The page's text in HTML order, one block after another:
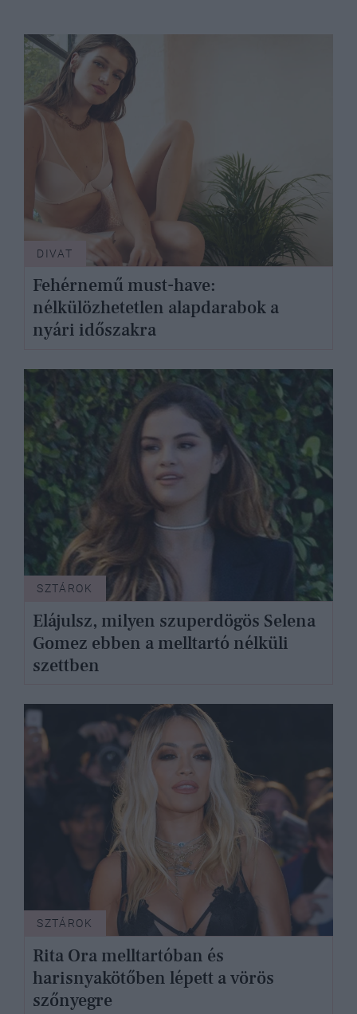
DIVAT
Fehérnemű must-have:
nélkülözhetetlen alapdarabok a
nyári időszakra
SZTÁROK
Elájulsz, milyen szuperdögös Selena
Gomez ebben a melltartó nélküli
szettben
SZTÁROK
Rita Ora melltartóban és
harisnyakötőben lépett a vörös
szőnyegre